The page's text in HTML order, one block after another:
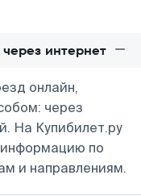
интернет
онлайн,
через
На Купибилет.ру
информацию по
и направлениям.